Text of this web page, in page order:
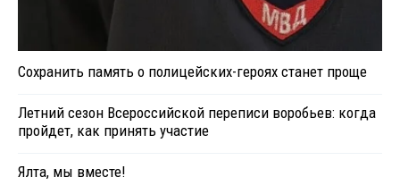
Сохранить память о полицейских-героях станет проще
Летний сезон Всероссийской переписи воробьев: когда
пройдет, как принять участие
Ялта, мы вместе!